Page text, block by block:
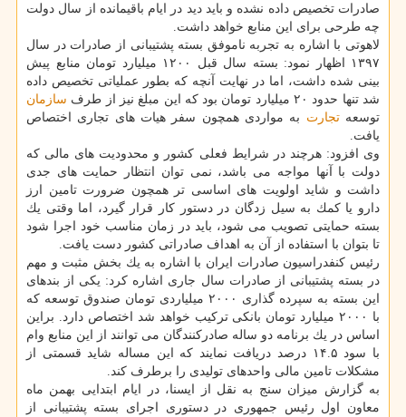
صادرات تخصیص داده نشده و باید دید در ایام باقیمانده از سال دولت
چه طرحی برای این منابع خواهد داشت.
لاهوتی با اشاره به تجربه ناموفق بسته پشتیبانی از صادرات در سال
۱۳۹۷ اظهار نمود: بسته سال قبل ۱۲۰۰ میلیارد تومان منابع پیش
بینی شده داشت، اما در نهایت آنچه كه بطور عملیاتی تخصیص داده
شد تنها حدود ۲۰ میلیارد تومان بود كه این مبلغ نیز از طرف
سازمان
توسعهتجارت به مواردی همچون سفر هیات های تجاری اختصاص
یافت.
وی افزود: هرچند در شرایط فعلی كشور و محدودیت های مالی كه
دولت با آنها مواجه می باشد، نمی توان انتظار حمایت های جدی
داشت و شاید اولویت های اساسی تر همچون ضرورت تامین ارز
دارو یا كمك به سیل زدگان در دستور كار قرار گیرد، اما وقتی یك
بسته حمایتی تصویب می شود، باید در زمان مناسب خود اجرا شود
تا بتوان با استفاده از آن به اهداف صادراتی كشور دست یافت.
رئیس كنفدراسیون صادرات ایران با اشاره به یك بخش مثبت و مهم
در بسته پشتیبانی از صادرات سال جاری اشاره كرد: یكی از بندهای
این بسته به سپرده گذاری ۲۰۰۰ میلیاردی تومان صندوق توسعه كه
با ۲۰۰۰ میلیارد تومان بانكی تركیب خواهد شد اختصاص دارد. براین
اساس در یك برنامه دو ساله صادركنندگان می توانند از این منابع وام
با سود ۱۴.۵ درصد دریافت نمایند كه این مساله شاید قسمتی از
مشكلات تامین مالی واحدهای تولیدی را برطرف كند.
به گزارش میزان سنج به نقل از ایسنا، در ایام ابتدایی بهمن ماه
معاون اول رئیس جمهوری در دستوری اجرای بسته پشتیبانی از